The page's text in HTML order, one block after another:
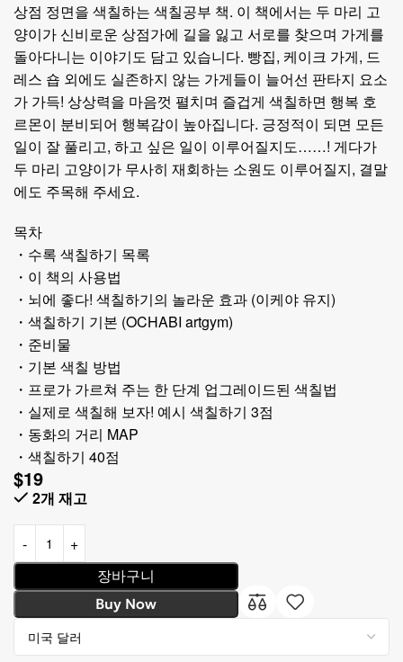
상점 정면을 색칠하는 색칠공부 책. 이 책에서는 두 마리 고
양이가 신비로운 상점가에 길을 잃고 서로를 찾으며 가게를
돌아다니는 이야기도 담고 있습니다. 빵집, 케이크 가게, 드
레스 숍 외에도 실존하지 않는 가게들이 늘어선 판타지 요소
가 가득! 상상력을 마음껏 펼치며 즐겁게 색칠하면 행복 호
르몬이 분비되어 행복감이 높아집니다. 긍정적이 되면 모든
일이 잘 풀리고, 하고 싶은 일이 이루어질지도……! 게다가
두 마리 고양이가 무사히 재회하는 소원도 이루어질지, 결말
에도 주목해 주세요.
목차
・수록 색칠하기 목록
・이 책의 사용법
・뇌에 좋다! 색칠하기의 놀라운 효과 (이케야 유지)
・색칠하기 기본 (OCHABI artgym)
・준비물
・기본 색칠 방법
・프로가 가르쳐 주는 한 단계 업그레이드된 색칠법
・실제로 색칠해 보자! 예시 색칠하기 3점
・동화의 거리 MAP
・색칠하기 40점
$19
2개 재고
장바구니
Buy Now